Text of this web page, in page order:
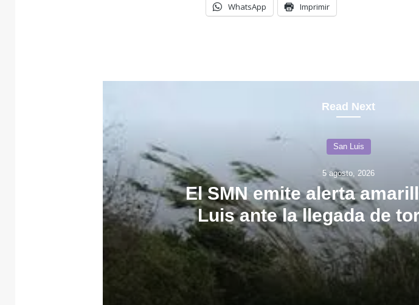
WhatsApp Imprimir
Read Next
San Luis
5 agosto, 2026
El SMN emite alerta
Luis ante la llegada de
vientos